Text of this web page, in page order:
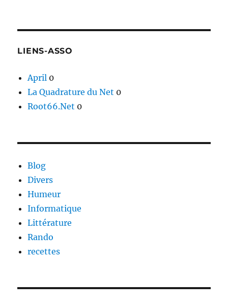
LIENS-ASSO
April 0
La Quadrature du Net 0
Root66.Net 0
Blog
Divers
Humeur
Informatique
Littérature
Rando
recettes